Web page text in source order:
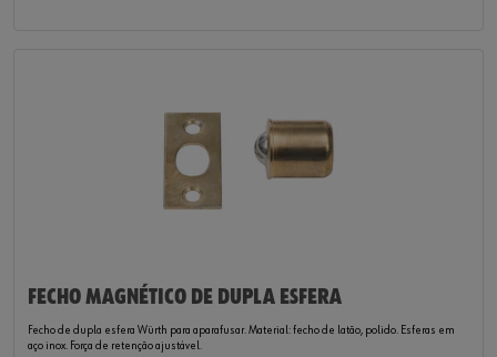
FECHO MAGNÉTICO DE DUPLA ESFERA
Fecho de dupla esfera Würth para aparafusar. Material: fecho de latão, polido. Esferas em
aço inox. Força de retenção ajustável.